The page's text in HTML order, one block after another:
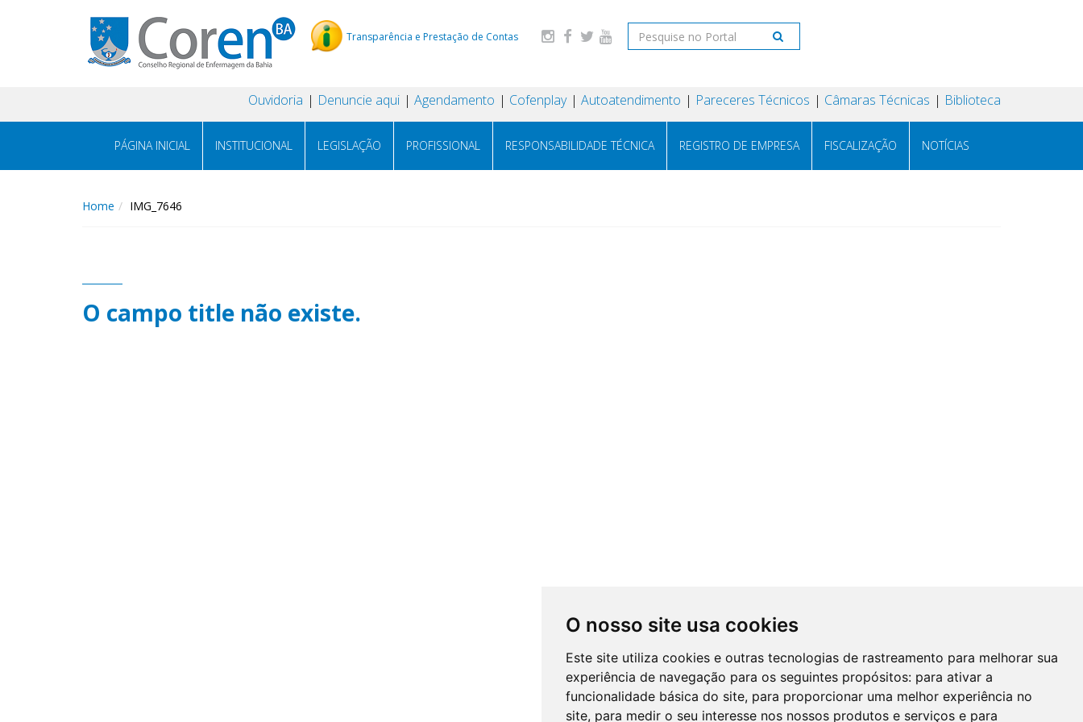
O nosso site usa cookies
Este site utiliza cookies e outras tecnologias de rastreamento para melhorar sua
experiência de navegação para os seguintes propósitos: para ativar a
funcionalidade básica do site, para proporcionar uma melhor experiência no
site, para medir o seu interesse nos nossos produtos e serviços e para
Transparência e Prestação de Contas
Ouvidoria Denuncie aqui Agendamento Cofenplay Autoatendimento Pareceres Técnicos Câmaras Técnicas Biblioteca
PÁGINA INICIAL INSTITUCIONAL LEGISLAÇÃO PROFISSIONAL RESPONSABILIDADE TÉCNICA REGISTRO DE EMPRESA FISCALIZAÇÃO NOTÍCIAS
Home IMG_7646
O campo title não existe.